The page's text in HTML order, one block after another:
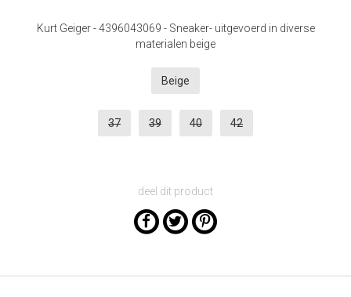
Kurt Geiger - 4396043069 - Sneaker- uitgevoerd in diverse
materialen beige
Beige
37 39 40 42
deel dit product